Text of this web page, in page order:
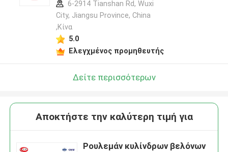
6-2914 Tianshan Rd, Wuxi
City, Jiangsu Province, China
,Κίνα
5.0
Ελεγχμένος προμηθευτής
Δείτε περισσότερων
Αποκτήστε την καλύτερη τιμή για
Ρουλεμάν κυλίνδρων βελόνων